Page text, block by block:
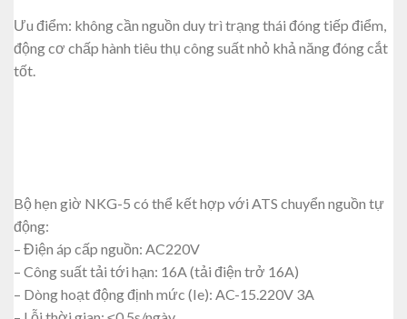
Ưu điểm: không cần nguồn duy trì trạng thái đóng tiếp điểm,
động cơ chấp hành tiêu thụ công suất nhỏ khả năng đóng cắt
tốt.
Bộ hẹn giờ NKG-5 có thể kết hợp với ATS chuyển nguồn tự
động:
– Điện áp cấp nguồn: AC220V
– Công suất tải tới hạn: 16A (tải điện trở 16A)
– Dòng hoạt động định mức (Ie): AC-15.220V 3A